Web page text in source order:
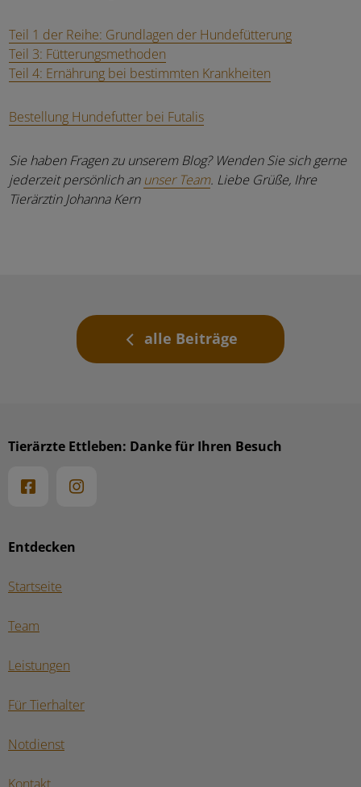
Teil 1 der Reihe: Grundlagen der Hundefütterung
Teil 3: Fütterungsmethoden
Teil 4: Ernährung bei bestimmten Krankheiten
Bestellung Hundefutter bei Futalis
Sie haben Fragen zu unserem Blog? Wenden Sie sich gerne
jederzeit persönlich an unser Team. Liebe Grüße, Ihre
Tierärztin Johanna Kern
alle Beiträge
Entdecken
Startseite
Team
Leistungen
Für Tierhalter
Notdienst
Kontakt
Tierärzte Ettleben: Danke für Ihren Besuch